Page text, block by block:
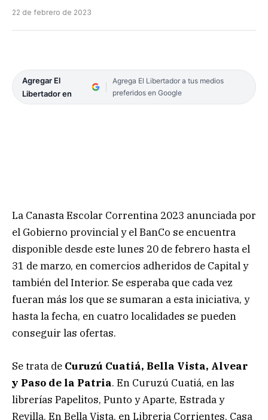
22 de febrero de 2023
Agregar El
Libertador en
Agrega El Libertador a tus medios
preferidos en Google
La Canasta Escolar Correntina 2023 anunciada por
el Gobierno provincial y el BanCo se encuentra
disponible desde este lunes 20 de febrero hasta el
31 de marzo, en comercios adheridos de Capital y
también del Interior. Se esperaba que cada vez
fueran más los que se sumaran a esta iniciativa, y
hasta la fecha, en cuatro localidades se pueden
conseguir las ofertas.
Se trata de Curuzú Cuatiá, Bella Vista, Alvear
y Paso de la Patria. En Curuzú Cuatiá, en las
librerías Papelitos, Punto y Aparte, Estrada y
Revilla. En Bella Vista, en Libreria Corrientes, Casa